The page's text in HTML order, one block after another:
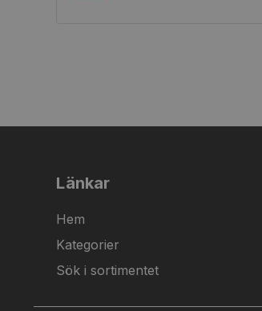
Länkar
Hem
Kategorier
Sök i sortimentet